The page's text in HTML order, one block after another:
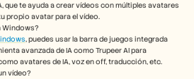
que te ayuda a crear vídeos con múltiples avatares
propio avatar para el vídeo.
Windows?
, puedes usar la barra de juegos integrada
avanzada de IA como Trupeer AI para
avatares de IA, voz en off, traducción, etc.
vídeo?